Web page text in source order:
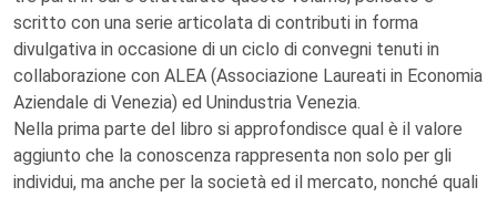
scritto con una serie articolata di contributi in forma
divulgativa in occasione di un ciclo di convegni tenuti in
collaborazione con ALEA (Associazione Laureati in Economia
Aziendale di Venezia) ed Unindustria Venezia.
Nella prima parte del libro si approfondisce qual è il valore
aggiunto che la conoscenza rappresenta non solo per gli
individui, ma anche per la società ed il mercato, nonché quali